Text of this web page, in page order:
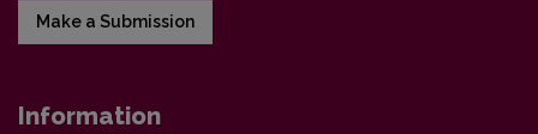
Make a Submission
Information